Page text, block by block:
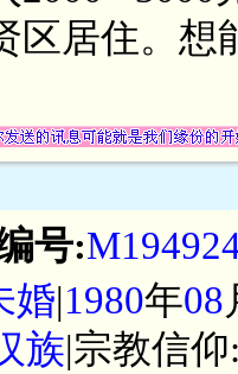
区居住。想
号:
婚|1980年08
族|宗教信仰